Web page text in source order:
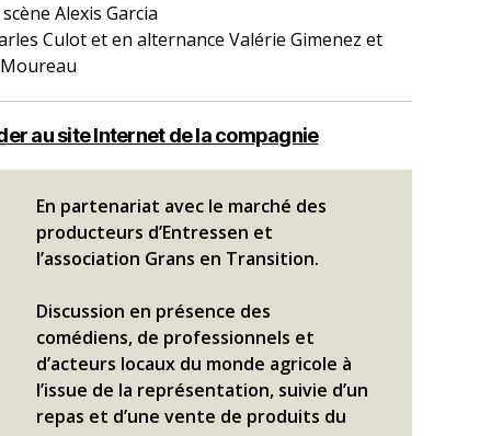
Alexis Garcia
Culot et en alternance Valérie Gimenez et
au site Internet de la compagnie
En partenariat avec le marché des
producteurs d’Entressen et
l’association Grans en Transition.
Discussion en présence des
comédiens, de professionnels et
d’acteurs locaux du monde agricole à
l’issue de la représentation, suivie d’un
repas et d’une vente de produits du